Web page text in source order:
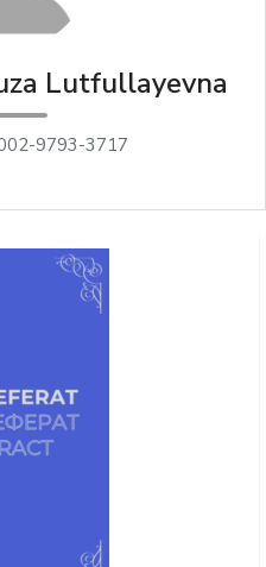
Lutfullayevna
9793-3717